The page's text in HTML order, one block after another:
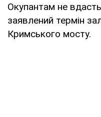
Окупантам не
заявлений термін
Кримського мосту.